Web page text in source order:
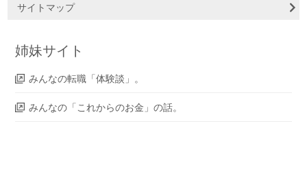
サイトマップ
姉妹サイト
みんなの転職「体験談」。
みんなの「これからのお金」の話。